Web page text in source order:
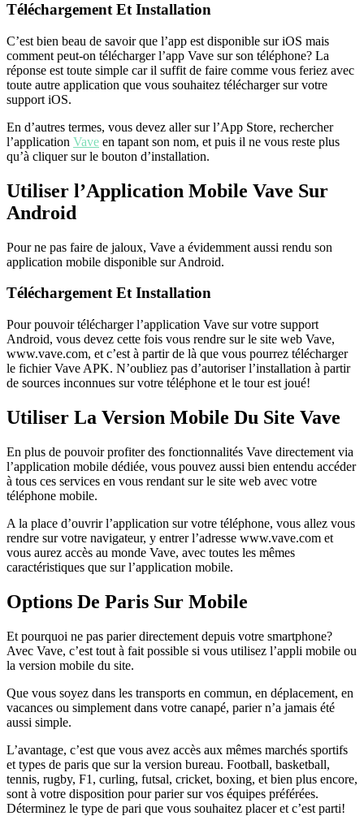
Téléchargement Et Installation
C’est bien beau de savoir que l’app est disponible sur iOS mais
comment peut-on télécharger l’app Vave sur son téléphone? La
réponse est toute simple car il suffit de faire comme vous feriez avec
toute autre application que vous souhaitez télécharger sur votre
support iOS.
En d’autres termes, vous devez aller sur l’App Store, rechercher
l’application Vave en tapant son nom, et puis il ne vous reste plus
qu’à cliquer sur le bouton d’installation.
Utiliser l’Application Mobile Vave Sur
Android
Pour ne pas faire de jaloux, Vave a évidemment aussi rendu son
application mobile disponible sur Android.
Téléchargement Et Installation
Pour pouvoir télécharger l’application Vave sur votre support
Android, vous devez cette fois vous rendre sur le site web Vave,
www.vave.com, et c’est à partir de là que vous pourrez télécharger
le fichier Vave APK. N’oubliez pas d’autoriser l’installation à partir
de sources inconnues sur votre téléphone et le tour est joué!
Utiliser La Version Mobile Du Site Vave
En plus de pouvoir profiter des fonctionnalités Vave directement via
l’application mobile dédiée, vous pouvez aussi bien entendu accéder
à tous ces services en vous rendant sur le site web avec votre
téléphone mobile.
A la place d’ouvrir l’application sur votre téléphone, vous allez vous
rendre sur votre navigateur, y entrer l’adresse www.vave.com et
vous aurez accès au monde Vave, avec toutes les mêmes
caractéristiques que sur l’application mobile.
Options De Paris Sur Mobile
Et pourquoi ne pas parier directement depuis votre smartphone?
Avec Vave, c’est tout à fait possible si vous utilisez l’appli mobile ou
la version mobile du site.
Que vous soyez dans les transports en commun, en déplacement, en
vacances ou simplement dans votre canapé, parier n’a jamais été
aussi simple.
L’avantage, c’est que vous avez accès aux mêmes marchés sportifs
et types de paris que sur la version bureau. Football, basketball,
tennis, rugby, F1, curling, futsal, cricket, boxing, et bien plus encore,
sont à votre disposition pour parier sur vos équipes préférées.
Déterminez le type de pari que vous souhaitez placer et c’est parti!